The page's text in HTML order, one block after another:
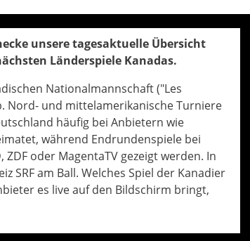
unsere tagesaktuelle Übersicht
Länderspiele Kanadas.
Nationalmannschaft ("Les
Nord- und mittelamerikanische Turniere
häufig bei Anbietern wie
während Endrundenspiele bei
oder MagentaTV gezeigt werden. In
SRF am Ball. Welches Spiel der Kanadier
es live auf den Bildschirm bringt,